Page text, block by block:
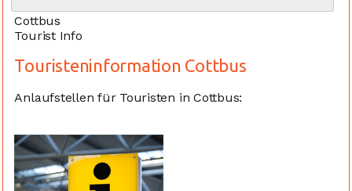
Cottbus
Tourist Info
Touristeninformation Cottbus
Anlaufstellen für Touristen in Cottbus: